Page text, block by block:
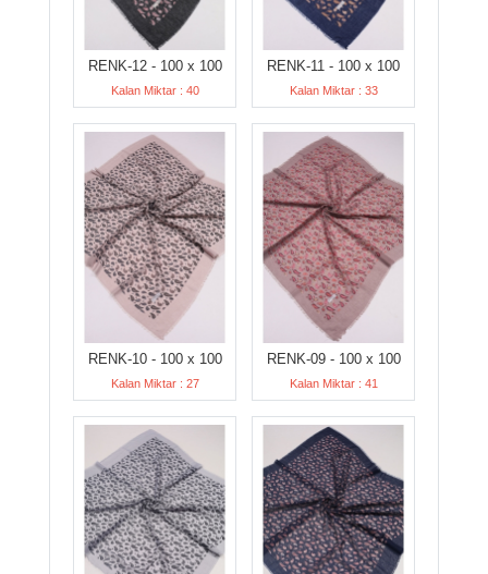
RENK-12 - 100 x 100
Kalan Miktar : 40
RENK-11 - 100 x 100
Kalan Miktar : 33
RENK-10 - 100 x 100
Kalan Miktar : 27
RENK-09 - 100 x 100
Kalan Miktar : 41